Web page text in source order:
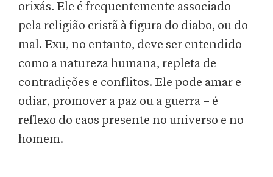
orixás. Ele é frequentemente associado
pela religião cristã à figura do diabo, ou do
mal. Exu, no entanto, deve ser entendido
como a natureza humana, repleta de
contradições e conflitos. Ele pode amar e
odiar, promover a paz ou a guerra – é
reflexo do caos presente no universo e no
homem.